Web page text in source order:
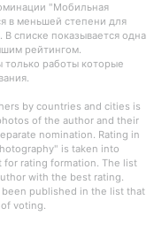
"Мобильная
в меньшей степени для
списке показывается одна
рейтингом.
только работы которые
by countries and cities is
of the author and their
nomination. Rating in
is taken into
for rating formation. The list
with the best rating.
published in the list that
voting.